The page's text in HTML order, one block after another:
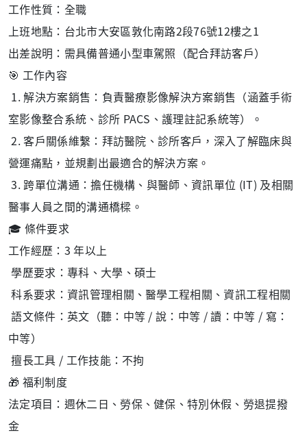
工作性質：全職
上班地點：台北市大安區敦化南路2段76號12樓之1
出差說明：需具備普通小型車駕照（配合拜訪客戶）
🎯 工作內容
1. 解決方案銷售：負責醫療影像解決方案銷售（涵蓋手術
室影像整合系統、診所 PACS、護理註記系統等）。
2. 客戶關係維繫：拜訪醫院、診所客戶，深入了解臨床與
營運痛點，並規劃出最適合的解決方案。
3. 跨單位溝通：擔任機構、與醫師、資訊單位 (IT) 及相關
醫事人員之間的溝通橋樑。
🎓 條件要求
工作經歷：3 年以上
學歷要求：專科、大學、碩士
科系要求：資訊管理相關、醫學工程相關、資訊工程相關
語文條件：英文（聽：中等 / 說：中等 / 讀：中等 / 寫：
中等）
擅長工具 / 工作技能：不拘
🎁 福利制度
法定項目：週休二日、勞保、健保、特別休假、勞退提撥
金